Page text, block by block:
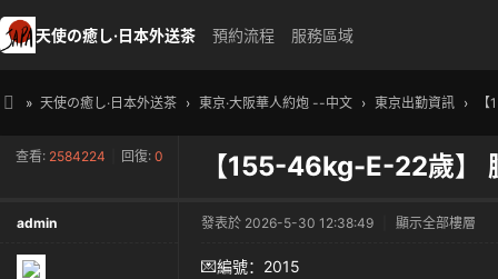
天使の癒し·日本外送茶 預約流程 服務區域
使
癒
» 天使の癒し·日本外送茶 › 東京·大阪華人約炮 --中文 › 東京出勤資訊 ›
查看: 2584224 回復: 0 【155-46kg-E-22歲】
admin 發表於 2026-5-30 12:38:49 顯示全部樓層
💌編號：2015